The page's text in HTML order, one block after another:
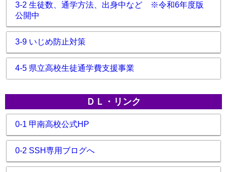
3-2 生徒数、通学方法、出身中など ※令和6年度版
公開中
3-9 いじめ防止対策
4-5 県立高校生徒通学費支援事業
ＤＬ・リンク
0-1 甲南高校公式HP
0-2 SSH専用ブログへ